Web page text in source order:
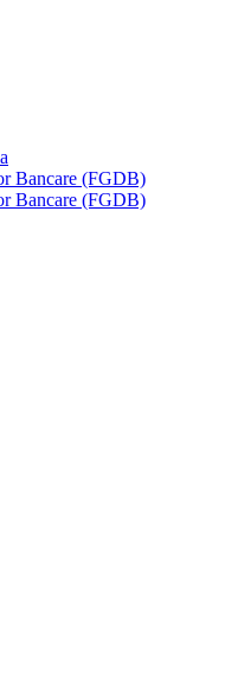
Bancare (FGDB)
Bancare (FGDB)